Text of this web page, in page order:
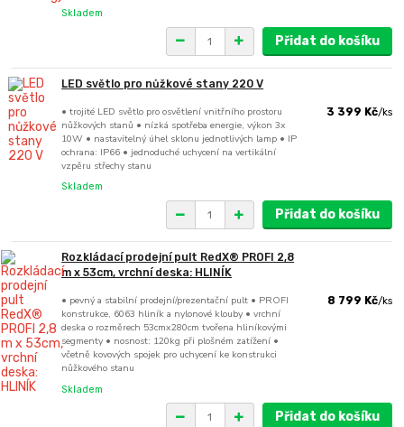
Skladem
Přidat do košíku
LED světlo pro nůžkové stany 220 V
• trojité LED světlo pro osvětlení vnitřního prostoru
nůžkových stanů • nízká spotřeba energie, výkon 3x
10W • nastavitelný úhel sklonu jednotlivých lamp • IP
ochrana: IP66 • jednoduché uchycení na vertikální
vzpěru střechy stanu
3 399 Kč/ks
Skladem
Přidat do košíku
Rozkládací prodejní pult RedX® PROFI 2,8
m x 53cm, vrchní deska: HLINÍK
• pevný a stabilní prodejní/prezentační pult • PROFI
konstrukce, 6063 hliník a nylonové klouby • vrchní
deska o rozměrech 53cmx280cm tvořena hliníkovými
segmenty • nosnost: 120kg při plošném zatížení •
včetně kovových spojek pro uchycení ke konstrukci
nůžkového stanu
8 799 Kč/ks
Skladem
Přidat do košíku